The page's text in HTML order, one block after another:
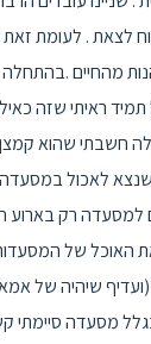
לצאת . לעומת זאת
מהחיים
ראיתי שזה
חשבתי שהוא
לאכול במסעדה
למסעדה רק בארוע
האוכל של
(ועדיף שיהיה של
מסעדה סיימתי